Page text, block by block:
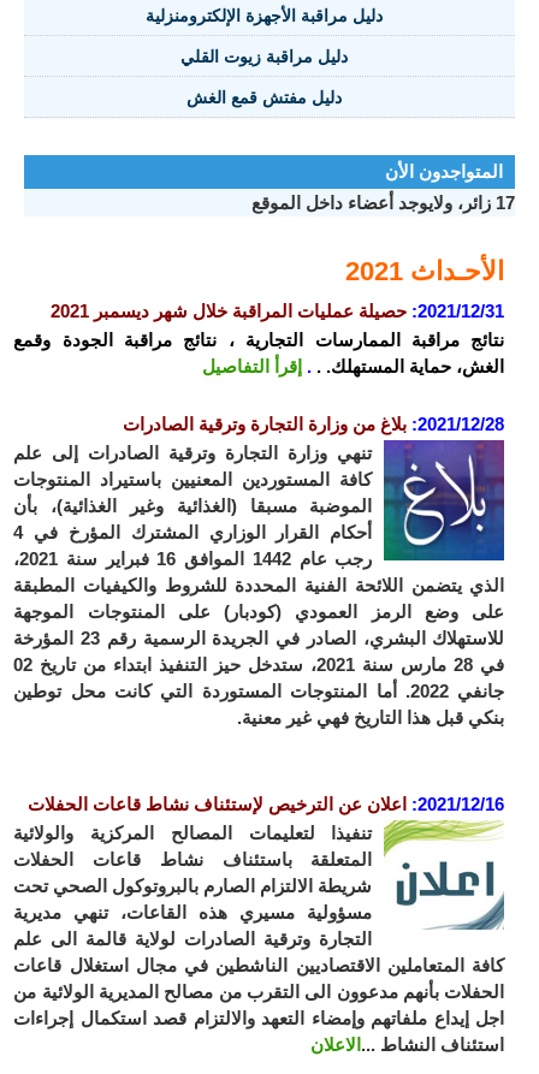
دليل مراقبة الأجهزة الإلكترومنزلية
دليل مراقبة زيوت القلي
دليل مفتش قمع الغش
الأن
2021
2021/
: حصيلة عمليات المراقبة خلال شهر ديسمبر 2021
مراقبة الممارسات التجارية ، نتائج مراقبة الجودة وقمع
حماية المستهلك. ..إقرأ التفاصيل
2021/
:بلاغ من وزارة التجارة وترقية الصادرات
تنهي وزارة التجارة وترقية الصادرات إلى علم
كافة المستوردين المعنيين باستيراد المنتوجات
الموضبة مسبقا (الغذائية وغير الغذائية)، بأن
أحكام القرار الوزاري المشترك المؤرخ في 4
رجب عام 1442 الموافق 16 فبراير سنة 2021،
يتضمن اللائحة الفنية المحددة للشروط والكيفيات المطبقة
وضع الرمز العمودي (كودبار) على المنتوجات الموجهة
للاستهلاك البشري، الصادر في الجريدة الرسمية رقم 23 المؤرخة
في 28 مارس سنة 2021، ستدخل حيز التنفيذ ابتداء من تاريخ 02
جانفي 2022. أما المنتوجات المستوردة التي كانت محل توطين
قبل هذا التاريخ فهي غير معنية.
2021/
: اعلان عن الترخيص لإستئناف نشاط قاعات الحفلات
تنفيذا لتعليمات المصالح المركزية والولائية
المتعلقة باستئناف نشاط قاعات الحفلات
شريطة الالتزام الصارم بالبروتوكول الصحي تحت
مسؤولية مسيري هذه القاعات، تنهي مديرية
التجارة وترقية الصادرات لولاية قالمة الى علم
المتعاملين الاقتصاديين الناشطين في مجال استغلال قاعات
بأنهم مدعوون الى التقرب من مصالح المديرية الولائية من
إيداع ملفاتهم وإمضاء التعهد والالتزام قصد استكمال إجراءات
النشاط ...الاعلان